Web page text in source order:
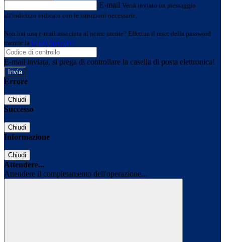
E-mail Verrà inviato un messaggio
all'indirizzo indicato con le istruzioni necessarie.
Non hai una e-mail associata al nome utente? Effettua il reset della password
tramite la Login Spaggiari
E-mail inviata, si prega di controllare la casella di posta elettronica!
Errore
Chiudi
Successo
Chiudi
Informazione
Chiudi
Attendere...
Attendere il completamento dell'operazione...